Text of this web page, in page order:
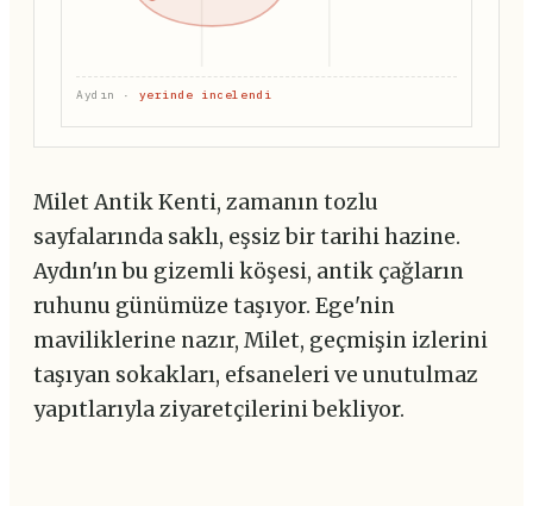
Aydın · yerinde incelendi
Milet Antik Kenti, zamanın tozlu
sayfalarında saklı, eşsiz bir tarihi hazine.
Aydın'ın bu gizemli köşesi, antik çağların
ruhunu günümüze taşıyor. Ege'nin
maviliklerine nazır, Milet, geçmişin izlerini
taşıyan sokakları, efsaneleri ve unutulmaz
yapıtlarıyla ziyaretçilerini bekliyor.